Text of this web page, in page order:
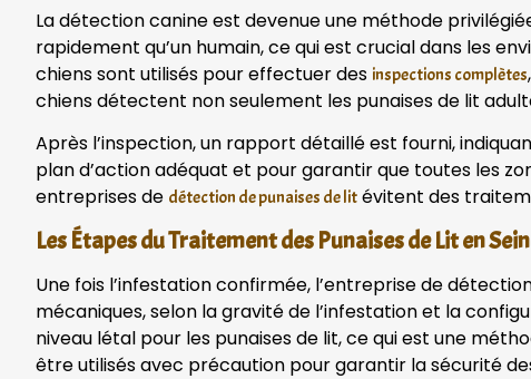
La détection canine est devenue une méthode
rapidement qu’un humain, ce qui est crucial dans les
chiens sont utilisés pour effectuer des inspections complètes
chiens détectent non seulement les punaises de lit
Après l’inspection, un rapport détaillé est fourni,
plan d’action adéquat et pour garantir que toutes les
entreprises de détection de punaises de lit évitent des
Les Étapes du Traitement des Punaises de Lit en
Une fois l’infestation confirmée, l’entreprise de
mécaniques, selon la gravité de l’infestation et la
niveau létal pour les punaises de lit, ce qui est une
être utilisés avec précaution pour garantir la sécurité